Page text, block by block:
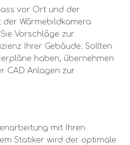
vor Ort und der
Wärmebildkamera
Vorschläge zur
Ihrer Gebäude. Sollten
haben, übernehmen
CAD Anlagen zur
mit Ihren
Statiker wird der optimale